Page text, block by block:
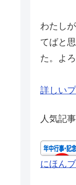
わたし
てばと
た。よ
詳しい
人気記
にほん